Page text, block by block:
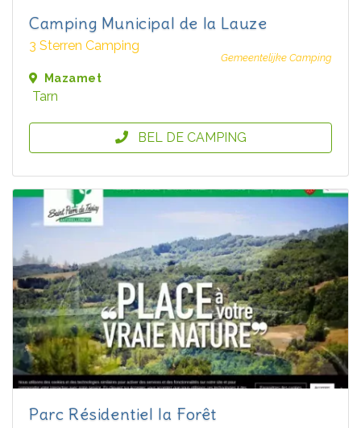
Camping Municipal de la Lauze
3 Sterren Camping
Gemeentelijke Camping
Mazamet
Tarn
BEL DE CAMPING
Parc Résidentiel la Forêt